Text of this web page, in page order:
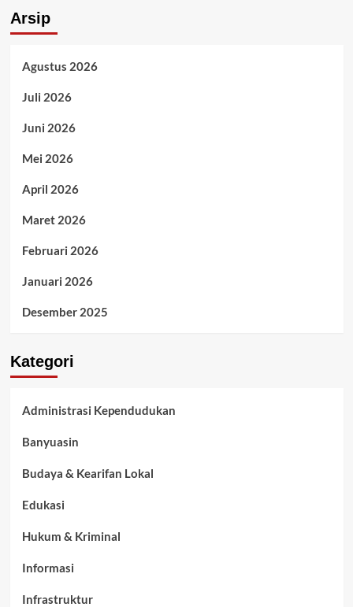
Arsip
Agustus 2026
Juli 2026
Juni 2026
Mei 2026
April 2026
Maret 2026
Februari 2026
Januari 2026
Desember 2025
Kategori
Administrasi Kependudukan
Banyuasin
Budaya & Kearifan Lokal
Edukasi
Hukum & Kriminal
Informasi
Infrastruktur